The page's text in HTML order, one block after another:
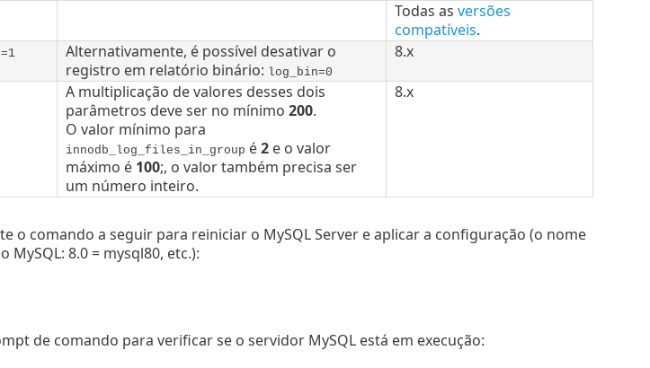
Todas as versões
compatíveis.
Alternativamente, é possível desativar o
registro em relatório binário: log_bin=0
8.x
A multiplicação de valores desses dois
parâmetros deve ser no mínimo 200.
O valor mínimo para
innodb_log_files_in_group é2e o valor
máximo é 100;, o valor também precisa ser
um número inteiro.
8.x
o comando a seguir para reiniciar o MySQL Server e aplicar a configuração (o nome
MySQL: 8.0 = mysql80, etc.):
de comando para verificar se o servidor MySQL está em execução: